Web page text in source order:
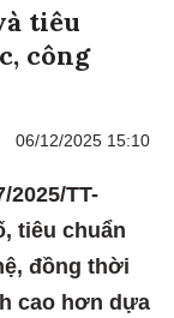
tiêu
công
06/12/2025 15:10
2025/TT-
tiêu chuẩn
đồng thời
cao hơn dựa